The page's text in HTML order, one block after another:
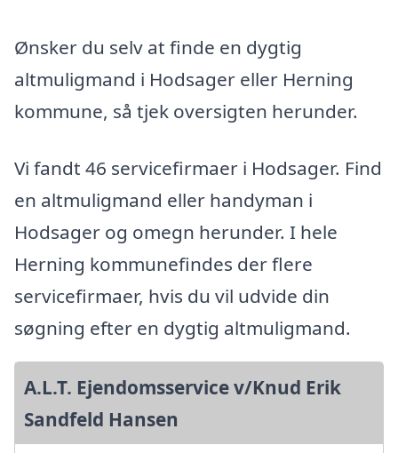
Ønsker du selv at finde en dygtig
altmuligmand i Hodsager eller Herning
kommune, så tjek oversigten herunder.
Vi fandt 46 servicefirmaer i Hodsager. Find
en altmuligmand eller handyman i
Hodsager og omegn herunder. I hele
Herning kommunefindes der flere
servicefirmaer, hvis du vil udvide din
søgning efter en dygtig altmuligmand.
A.L.T. Ejendomsservice v/Knud Erik
Sandfeld Hansen